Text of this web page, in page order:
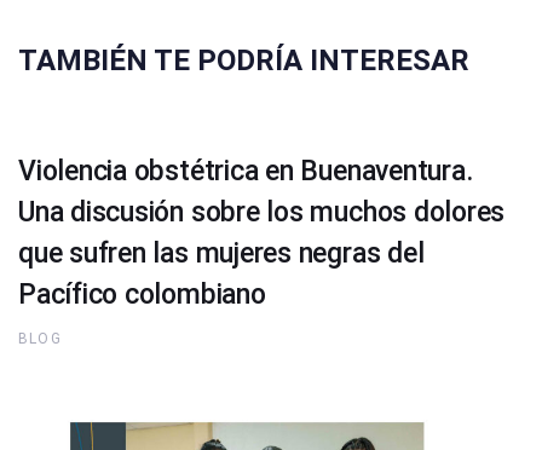
TAMBIÉN TE PODRÍA INTERESAR
Violencia obstétrica en Buenaventura.
Una discusión sobre los muchos dolores
que sufren las mujeres negras del
Pacífico colombiano
BLOG